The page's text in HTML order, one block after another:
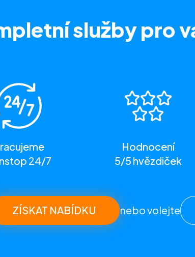
službypro
24/7
Hodnocení
5/5 hvězdiček
ZÍSKAT NABÍDKU nebo volejte